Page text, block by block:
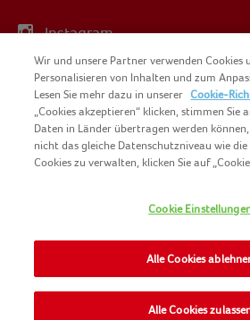
Instagram
YouTube
SITEMAP
KONTAKT
IMPRESSUM
NOMAD
PRIVACY
Wir und unsere Partner verwenden Cookies
Personalisieren von Inhalten und zum
Lesen Sie mehr dazu in unserer Cookie-
„Cookies akzeptieren“ klicken, stimmen Sie
Daten in Länder übertragen werden
nicht das gleiche Datenschutzniveau wie die
Cookies zu verwalten, klicken Sie auf
Cookie
Alle Cookies
Alle Cookies